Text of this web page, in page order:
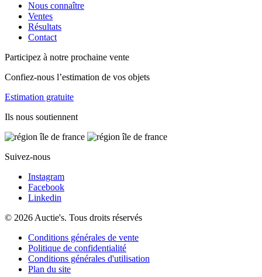
Nous connaître
Ventes
Résultats
Contact
Participez à notre prochaine vente
Confiez-nous l’estimation de vos objets
Estimation gratuite
Ils nous soutiennent
Suivez-nous
Instagram
Facebook
Linkedin
© 2026 Auctie's. Tous droits réservés
Conditions générales de vente
Politique de confidentialité
Conditions générales d'utilisation
Plan du site